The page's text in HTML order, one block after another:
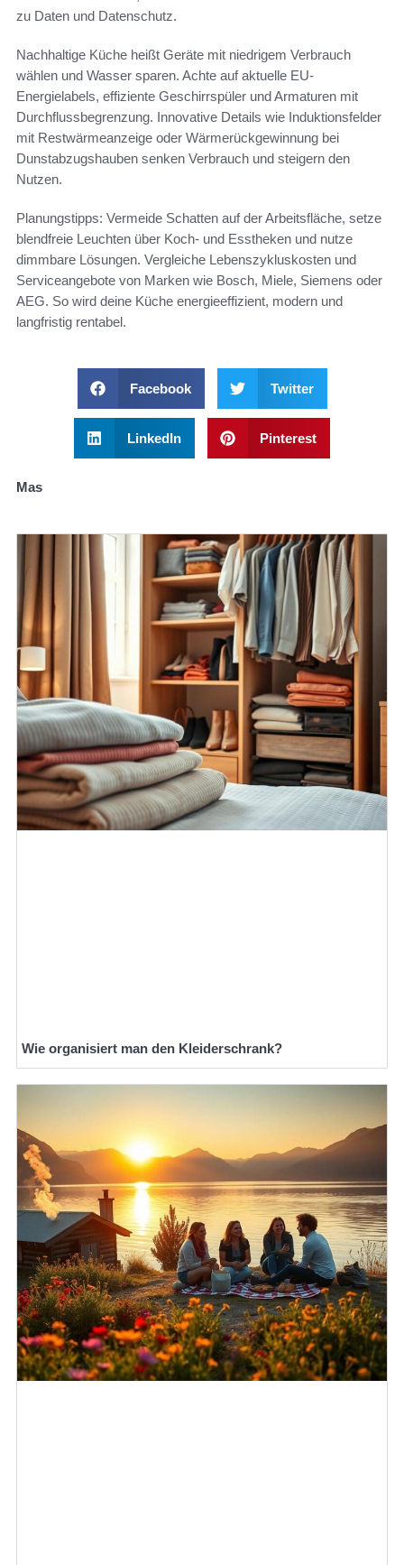
zu Daten und Datenschutz.
Nachhaltige Küche heißt Geräte mit niedrigem Verbrauch
wählen und Wasser sparen. Achte auf aktuelle EU-
Energielabels, effiziente Geschirrspüler und Armaturen mit
Durchflussbegrenzung. Innovative Details wie Induktionsfelder
mit Restwärmeanzeige oder Wärmerückgewinnung bei
Dunstabzugshauben senken Verbrauch und steigern den
Nutzen.
Planungstipps: Vermeide Schatten auf der Arbeitsfläche, setze
blendfreie Leuchten über Koch- und Esstheken und nutze
dimmbare Lösungen. Vergleiche Lebenszykluskosten und
Serviceangebote von Marken wie Bosch, Miele, Siemens oder
AEG. So wird deine Küche energieeffizient, modern und
langfristig rentabel.
Facebook Twitter
LinkedIn Pinterest
Mas
Wie organisiert man den Kleiderschrank?